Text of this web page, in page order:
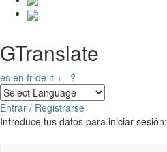
GTranslate
es en fr de it + ?
Entrar / Registrarse
Introduce tus datos para iniciar sesión: